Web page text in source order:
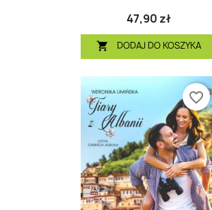
47,90 zł
 DODAJ DO KOSZYKA
favorite_border